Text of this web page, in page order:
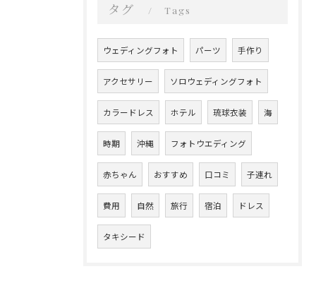
タグ Tags
ウェディングフォト パーツ 手作り
アクセサリー ソロウェディングフォト
カラードレス ホテル 琉球衣装 海
時期 沖縄 フォトウエディング
赤ちゃん おすすめ 口コミ 子連れ
費用 自然 旅行 宿泊 ドレス
タキシード